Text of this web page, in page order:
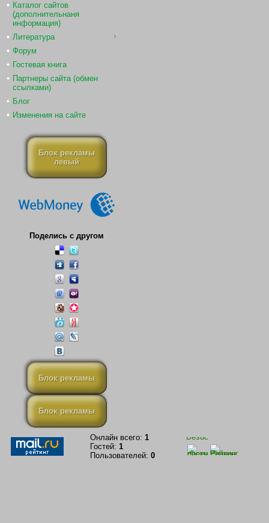
Каталог сайтов
(дополнительнаня
информация)
Литература
Форум
Гостевая книга
Партнеры сайта (обмен
ссылками)
Блог
Изменения на сайте
Блок рекламы
левый
Поделись с другом
Блок рекламы
Блок рекламы
Онлайн всего: 1
Гостей: 1
Пользователей: 0